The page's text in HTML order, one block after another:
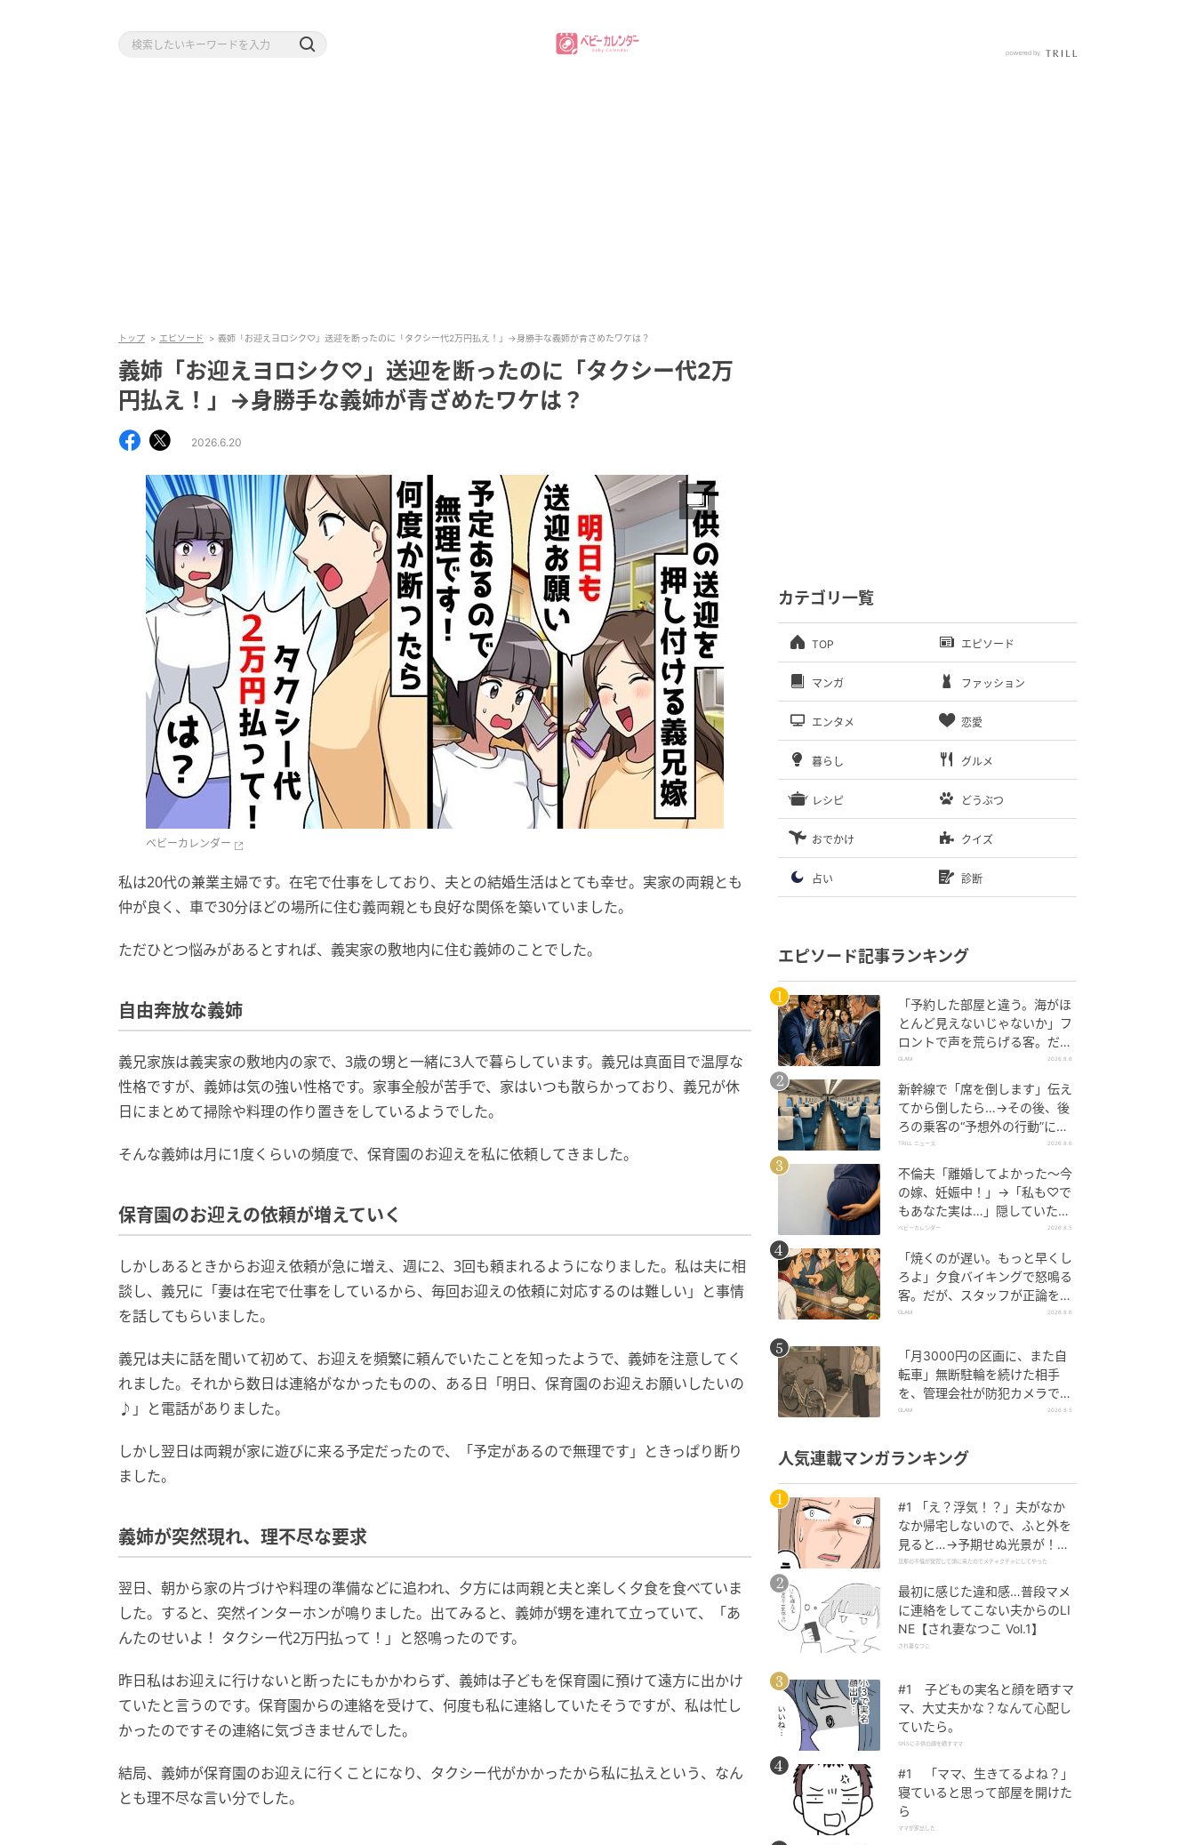
トップ エピソード 義姉「お迎えヨロシク♡」送迎を断ったのに「タクシー代2万円払え！」→身勝手な義姉が青ざめたワケは？
義姉「お迎えヨロシク♡」送迎を断ったのに「タクシー代2万
円払え！」→身勝手な義姉が青ざめたワケは？
2026.6.20
ベビーカレンダー
私は20代の兼業主婦です。在宅で仕事をしており、夫との結婚生活はとても幸せ。実家の両親とも
仲が良く、車で30分ほどの場所に住む義両親とも良好な関係を築いていました。
ただひとつ悩みがあるとすれば、義実家の敷地内に住む義姉のことでした。
自由奔放な義姉
義兄家族は義実家の敷地内の家で、3歳の甥と一緒に3人で暮らしています。義兄は真面目で温厚な
性格ですが、義姉は気の強い性格です。家事全般が苦手で、家はいつも散らかっており、義兄が休
日にまとめて掃除や料理の作り置きをしているようでした。
そんな義姉は月に1度くらいの頻度で、保育園のお迎えを私に依頼してきました。
保育園のお迎えの依頼が増えていく
しかしあるときからお迎え依頼が急に増え、週に2、3回も頼まれるようになりました。私は夫に相
談し、義兄に「妻は在宅で仕事をしているから、毎回お迎えの依頼に対応するのは難しい」と事情
を話してもらいました。
義兄は夫に話を聞いて初めて、お迎えを頻繁に頼んでいたことを知ったようで、義姉を注意してく
れました。それから数日は連絡がなかったものの、ある日「明日、保育園のお迎えお願いしたいの
♪」と電話がありました。
しかし翌日は両親が家に遊びに来る予定だったので、「予定があるので無理です」ときっぱり断り
ました。
義姉が突然現れ、理不尽な要求
翌日、朝から家の片づけや料理の準備などに追われ、夕方には両親と夫と楽しく夕食を食べていま
した。すると、突然インターホンが鳴りました。出てみると、義姉が甥を連れて立っていて、「あ
んたのせいよ！ タクシー代2万円払って！」と怒鳴ったのです。
昨日私はお迎えに行けないと断ったにもかかわらず、義姉は子どもを保育園に預けて遠方に出かけ
ていたと言うのです。保育園からの連絡を受けて、何度も私に連絡していたそうですが、私は忙し
かったのですその連絡に気づきませんでした。
結局、義姉が保育園のお迎えに行くことになり、タクシー代がかかったから私に払えという、なん
とも理不尽な言い分でした。
カテゴリ一覧
TOP エピソード
マンガ ファッション
エンタメ 恋愛
暮らし グルメ
レシピ どうぶつ
おでかけ クイズ
占い 診断
エピソード記事ランキング
「予約した部屋と違う。海がほ
とんど見えないじゃないか」フ
ロントで声を荒らげる客。だ
が、支配人が予約記録を示した
GLAM 2026.8.6
新幹線で「席を倒します」伝え
てから倒したら…→その後、後
ろの乗客の“予想外の行動”に
「不快ですぐに立ち去りまし
TRILL ニュース 2026.8.6
不倫夫「離婚してよかった〜今
の嫁、妊娠中！」→「私も♡で
もあなた実は…」隠していた事
実を暴露した結果
ベビーカレンダー 2026.8.5
「焼くのが遅い。もっと早くし
ろよ」夕食バイキングで怒鳴る
客。だが、スタッフが正論を並
べた結果
GLAM 2026.8.6
「月3000円の区画に、また自
転車」無断駐輪を続けた相手
を、管理会社が防犯カメラで特
定した朝
GLAM 2026.8.5
人気連載マンガランキング
#1 「え？浮気！？」夫がなか
なか帰宅しないので、ふと外を
見ると…→予期せぬ光景が！｜
旦那の不倫が発覚して頭に来た
旦那の不倫が発覚して頭に来たのでメチャクチャにしてやった
最初に感じた違和感…普段マメ
に連絡をしてこない夫からのLI
NE【され妻なつこ Vol.1】
され妻なつこ
#1 子どもの実名と顔を晒すマ
マ、大丈夫かな？なんて心配し
ていたら。
SNSに子供の顔を晒すママ
#1 「ママ、生きてるよね？」
寝ていると思って部屋を開けた
ら
ママが家出した